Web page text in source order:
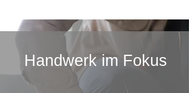
Handwerk im Fokus